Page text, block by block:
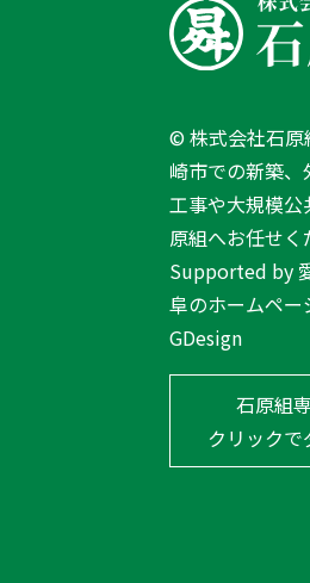
k
T
o
p
©株式会社石
崎市での新築
工事や大規模
原組へお任せく
Supported by
阜のホームペー
GDesign
石原組
クリックで